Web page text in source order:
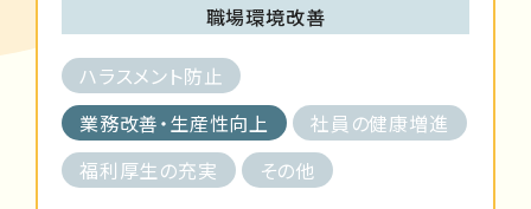
職場環境改善
ハラスメント防止
業務改善・生産性向上
社員の健康増進
福利厚生の充実
その他